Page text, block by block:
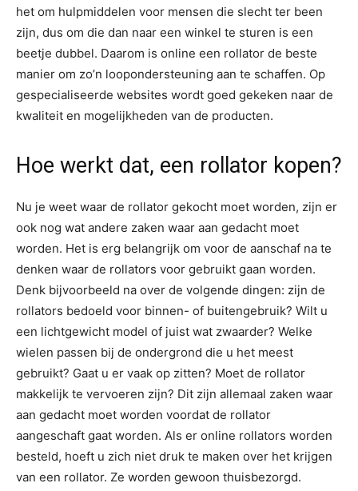
het om hulpmiddelen voor mensen die slecht ter been
zijn, dus om die dan naar een winkel te sturen is een
beetje dubbel. Daarom is online een rollator de beste
manier om zo’n loopondersteuning aan te schaffen. Op
gespecialiseerde websites wordt goed gekeken naar de
kwaliteit en mogelijkheden van de producten.
Hoe werkt dat, een rollator kopen?
Nu je weet waar de rollator gekocht moet worden, zijn er
ook nog wat andere zaken waar aan gedacht moet
worden. Het is erg belangrijk om voor de aanschaf na te
denken waar de rollators voor gebruikt gaan worden.
Denk bijvoorbeeld na over de volgende dingen: zijn de
rollators bedoeld voor binnen- of buitengebruik? Wilt u
een lichtgewicht model of juist wat zwaarder? Welke
wielen passen bij de ondergrond die u het meest
gebruikt? Gaat u er vaak op zitten? Moet de rollator
makkelijk te vervoeren zijn? Dit zijn allemaal zaken waar
aan gedacht moet worden voordat de rollator
aangeschaft gaat worden. Als er online rollators worden
besteld, hoeft u zich niet druk te maken over het krijgen
van een rollator. Ze worden gewoon thuisbezorgd.